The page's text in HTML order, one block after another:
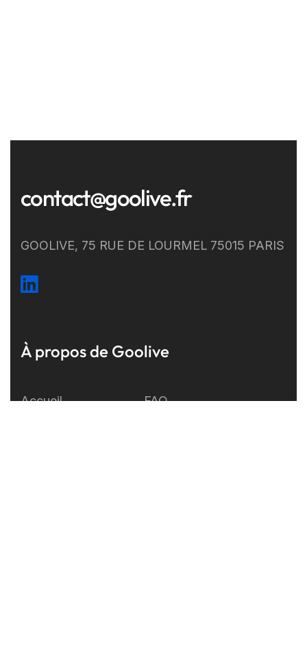
contact@goolive.fr
GOOLIVE, 75 RUE DE LOURMEL 75015 PARIS
À propos de Goolive
Accueil FAQ